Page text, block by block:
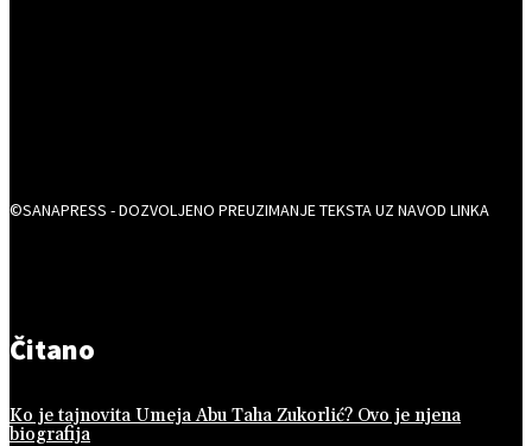
©SANAPRESS - DOZVOLJENO PREUZIMANJE TEKSTA UZ NAVOD LINKA
Čitano
Ko je tajnovita Umeja Abu Taha Zukorlić? Ovo je njena
biografija